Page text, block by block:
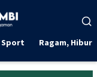
Sport Ragam,